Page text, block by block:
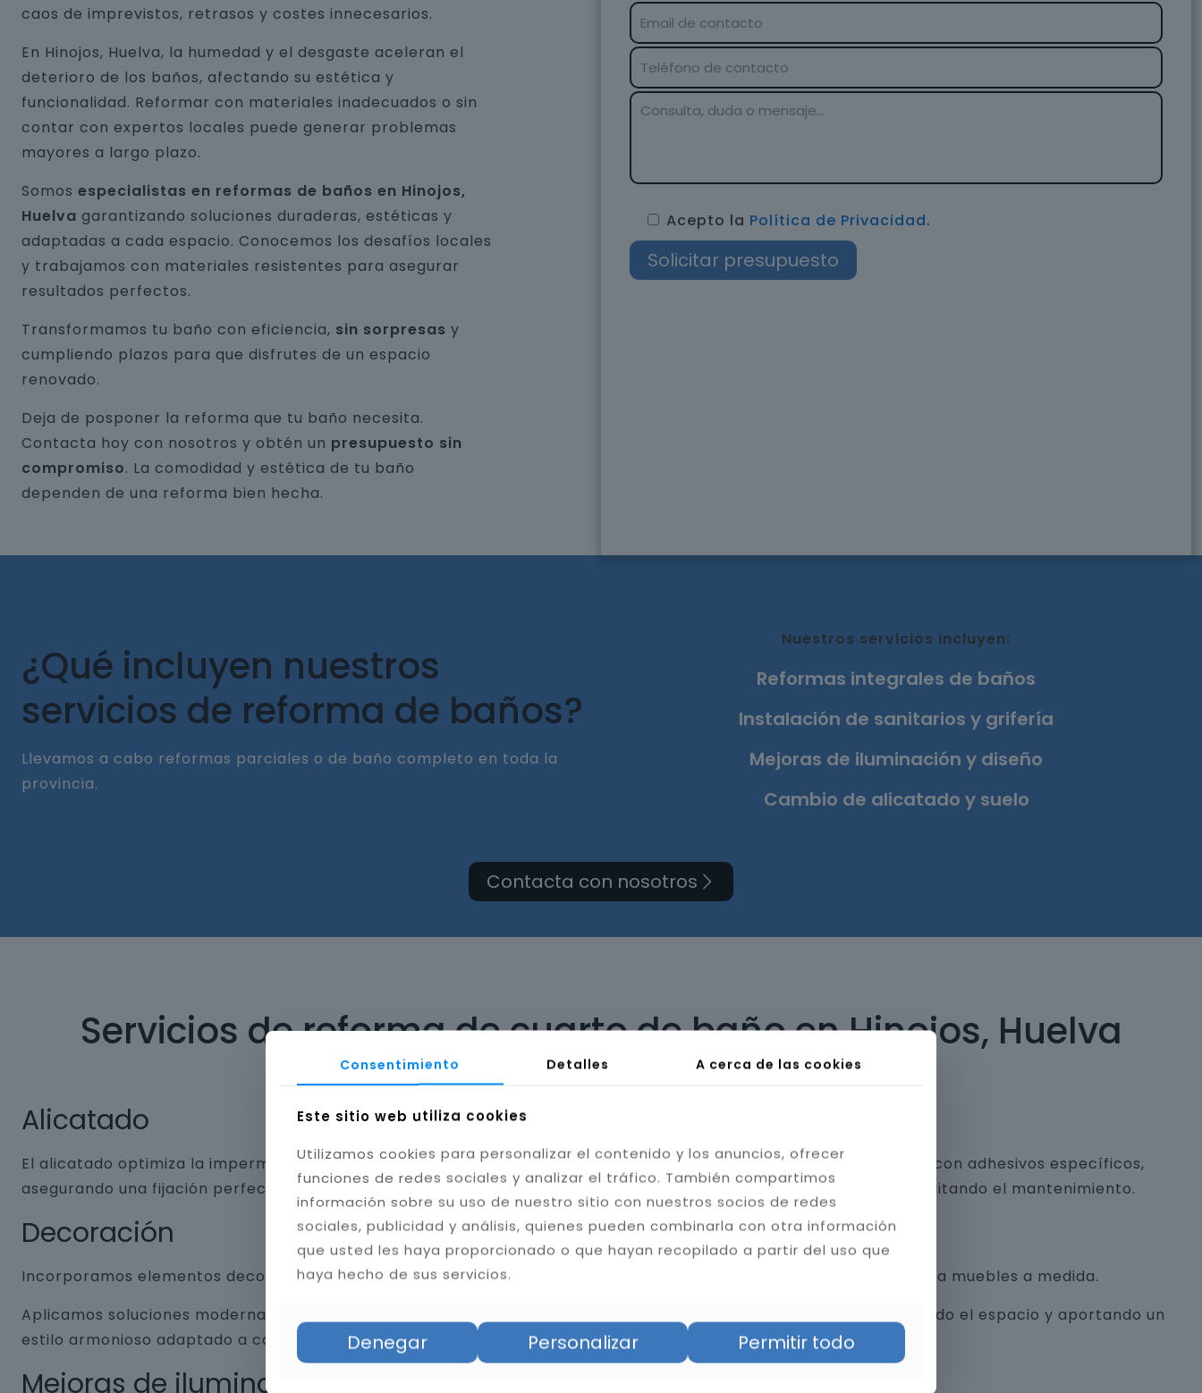
caos de imprevistos, retrasos y costes innecesarios.
En Hinojos, Huelva, la humedad y el desgaste aceleran el
deterioro de los baños, afectando su estética y
funcionalidad. Reformar con materiales inadecuados o sin
contar con expertos locales puede generar problemas
mayores a largo plazo.
Somos especialistas en reformas de baños en Hinojos,
Huelva garantizando soluciones duraderas, estéticas y
adaptadas a cada espacio. Conocemos los desafíos locales
y trabajamos con materiales resistentes para asegurar
resultados perfectos.
Transformamos tu baño con eficiencia, sin sorpresas y
cumpliendo plazos para que disfrutes de un espacio
renovado.
Deja de posponer la reforma que tu baño necesita.
Contacta hoy con nosotros y obtén un presupuesto sin
compromiso. La comodidad y estética de tu baño
dependen de una reforma bien hecha.
Acepto la Política de Privacidad.
¿Qué incluyen nuestros
servicios de reforma de baños?
Llevamos a cabo reformas parciales o de baño completo en toda la
provincia.
Nuestros servicios incluyen:
Reformas integrales de baños
Instalación de sanitarios y grifería
Mejoras de iluminación y diseño
Cambio de alicatado y suelo
Contacta con nosotros
Servicios de reforma de cuarto de baño en Hinojos, Huelva
Alicatado
El alicatado optimiza la impermeabilidad y durabilidad del baño. Instalamos cerámica, porcelánico y piedra natural con adhesivos específicos,
asegurando una fijación perfecta. Aplicamos juntas resistentes a la humedad y hongos, mejorando la estética y facilitando el mantenimiento.
Decoración
Incorporamos elementos decorativos que combinan funcionalidad y diseño, desde revestimientos con texturas hasta muebles a medida.
Aplicamos soluciones modernas como nichos empotrados, espejos retroiluminados y grifería minimalista, optimizando el espacio y aportando un
estilo armonioso adaptado a cada baño.
Mejoras de iluminación
Consentimiento Detalles A cerca de las cookies
Este sitio web utiliza cookies
Utilizamos cookies para personalizar el contenido y los anuncios, ofrecer
funciones de redes sociales y analizar el tráfico. También compartimos
información sobre su uso de nuestro sitio con nuestros socios de redes
sociales, publicidad y análisis, quienes pueden combinarla con otra información
que usted les haya proporcionado o que hayan recopilado a partir del uso que
haya hecho de sus servicios.
Denegar Personalizar Permitir todo